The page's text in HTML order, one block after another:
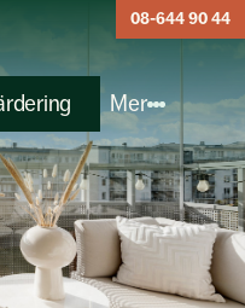
Mer
08-644 90 44